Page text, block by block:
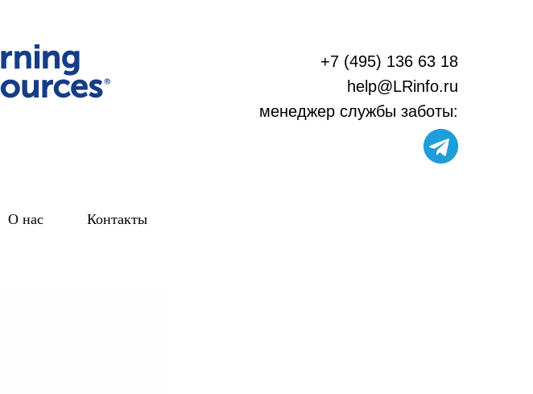
+7 (495) 136 63 18
help@LRinfo.ru
менеджер службы заботы:
О нас Контакты